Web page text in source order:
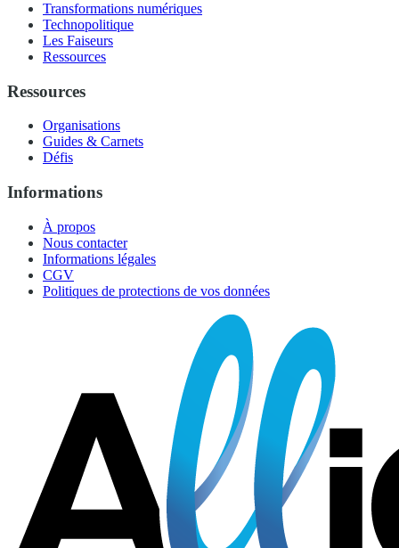
Transformations numériques
Technopolitique
Les Faiseurs
Ressources
Ressources
Organisations
Guides & Carnets
Défis
Informations
À propos
Nous contacter
Informations légales
CGV
Politiques de protections de vos données